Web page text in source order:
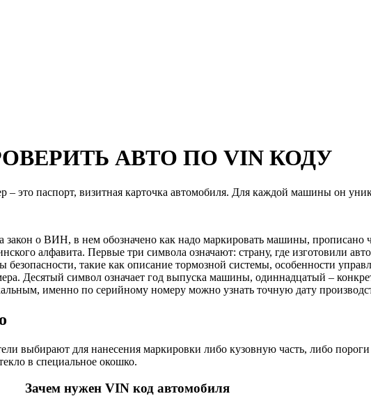
АВТО ПО VIN КОДУ
это паспорт, визитная карточка автомобиля. Для каждой машины он
о ВИН, в нем обозначено как надо маркировать машины, прописано
алфавита. Первые три символа означают: страну, где изготовили
безопасности, такие как описание тормозной системы, особенности
Десятый символ означает год выпуска машины, одиннадцатый –
именно по серийному номеру можно узнать точную дату
для нанесения маркировки либо кузовную часть, либо пороги
в специальное окошко.
Зачем нужен VIN код автомобиля